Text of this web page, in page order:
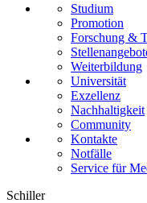
Studium
Promotion
Forschung &
Weiterbildung
Universität
Exzellenz
Nachhaltigkeit
Community
Kontakte
Notfälle
Service für
Schiller